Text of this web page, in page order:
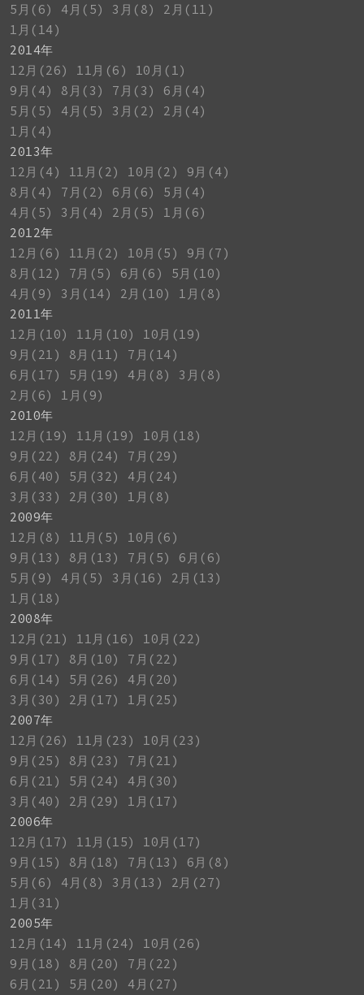
5月(6)
4月(5) 3月(8)
2月(11)
1月(14)
2014年
12月(26)
11月(6)
10月(1)
9月(4)
8月(3) 7月(3)
6月(4)
5月(5)
4月(5) 3月(2)
2月(4)
1月(4)
2013年
12月(4)
11月(2) 10月(2)
9月(4)
8月(4)
7月(2) 6月(6)
5月(4)
4月(5)
3月(4) 2月(5)
1月(6)
2012年
12月(6)
11月(2) 10月(5)
9月(7)
8月(12)
7月(5) 6月(6)
5月(10)
4月(9)
3月(14) 2月(10)
1月(8)
2011年
12月(10)
11月(10)
10月(19)
9月(21)
8月(11)
7月(14)
6月(17)
5月(19) 4月(8)
3月(8)
2月(6)
1月(9)
2010年
12月(19)
11月(19)
10月(18)
9月(22)
8月(24)
7月(29)
6月(40)
5月(32)
4月(24)
3月(33)
2月(30)
1月(8)
2009年
12月(8)
11月(5)
10月(6)
9月(13)
8月(13) 7月(5)
6月(6)
5月(9)
4月(5) 3月(16)
2月(13)
1月(18)
2008年
12月(21)
11月(16)
10月(22)
9月(17)
8月(10)
7月(22)
6月(14)
5月(26)
4月(20)
3月(30)
2月(17)
1月(25)
2007年
12月(26)
11月(23)
10月(23)
9月(25)
8月(23)
7月(21)
6月(21)
5月(24)
4月(30)
3月(40)
2月(29)
1月(17)
2006年
12月(17)
11月(15)
10月(17)
9月(15)
8月(18) 7月(13)
6月(8)
5月(6)
4月(8) 3月(13)
2月(27)
1月(31)
2005年
12月(14)
11月(24)
10月(26)
9月(18)
8月(20)
7月(22)
6月(21)
5月(20) 4月(27)